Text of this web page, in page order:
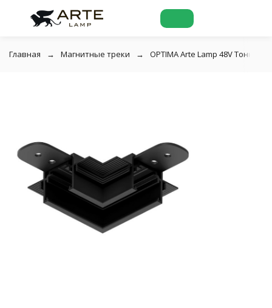
Главная Магнитные треки OPTIMA Arte Lamp 48V Тонкая